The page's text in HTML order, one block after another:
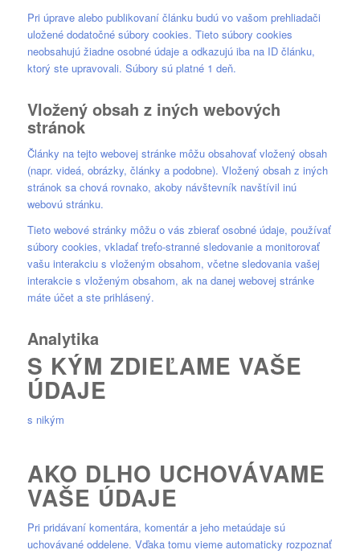
Pri úprave alebo publikovaní článku budú vo vašom prehliadači
uložené dodatočné súbory cookies. Tieto súbory cookies
neobsahujú žiadne osobné údaje a odkazujú iba na ID článku,
ktorý ste upravovali. Súbory sú platné 1 deň.
Vložený obsah z iných webových
stránok
Články na tejto webovej stránke môžu obsahovať vložený obsah
(napr. videá, obrázky, články a podobne). Vložený obsah z iných
stránok sa chová rovnako, akoby návštevník navštívil inú
webovú stránku.
Tieto webové stránky môžu o vás zbierať osobné údaje, používať
súbory cookies, vkladať treťo-stranné sledovanie a monitorovať
vašu interakciu s vloženým obsahom, včetne sledovania vašej
interakcie s vloženým obsahom, ak na danej webovej stránke
máte účet a ste prihlásený.
Analytika
S KÝM ZDIEĽAME VAŠE
ÚDAJE
s nikým
AKO DLHO UCHOVÁVAME
VAŠE ÚDAJE
Pri pridávaní komentára, komentár a jeho metaúdaje sú
uchovávané oddelene. Vďaka tomu vieme automaticky rozpoznať